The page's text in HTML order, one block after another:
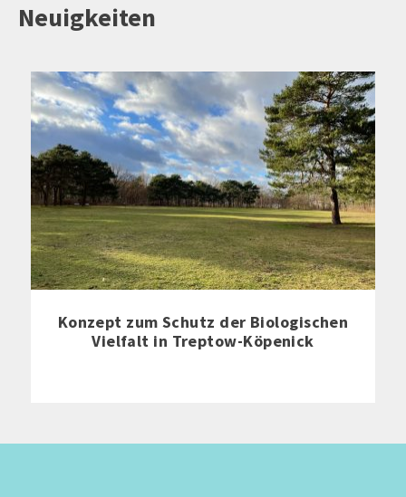
Neuigkeiten
Konzept zum Schutz der Biologischen
Vielfalt in Treptow-Köpenick